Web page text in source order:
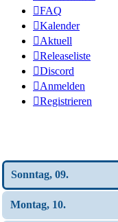
FAQ
Kalender
Aktuell
Releaseliste
Discord
Anmelden
Registrieren
Sonntag, 09.
Montag, 10.